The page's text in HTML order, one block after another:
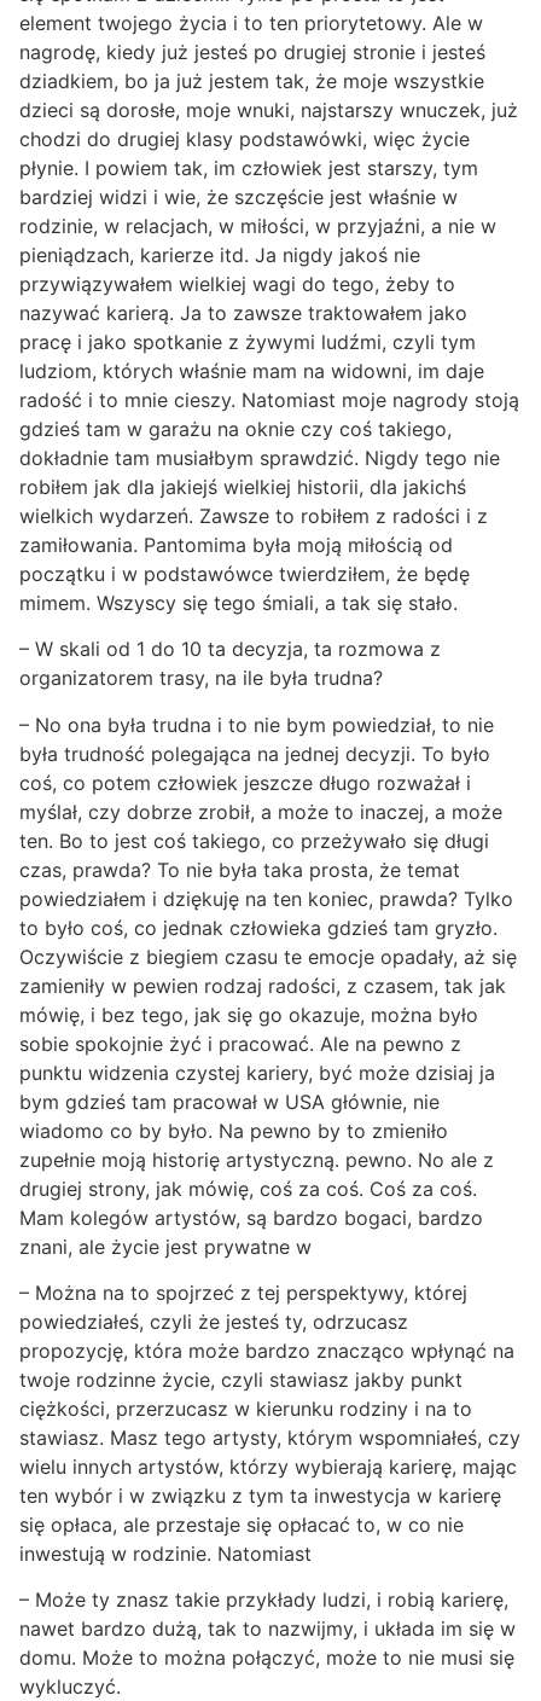
element twojego życia i to ten priorytetowy. Ale w
nagrodę, kiedy już jesteś po drugiej stronie i jesteś
dziadkiem, bo ja już jestem tak, że moje wszystkie
dzieci są dorosłe, moje wnuki, najstarszy wnuczek, już
chodzi do drugiej klasy podstawówki, więc życie
płynie. I powiem tak, im człowiek jest starszy, tym
bardziej widzi i wie, że szczęście jest właśnie w
rodzinie, w relacjach, w miłości, w przyjaźni, a nie w
pieniądzach, karierze itd. Ja nigdy jakoś nie
przywiązywałem wielkiej wagi do tego, żeby to
nazywać karierą. Ja to zawsze traktowałem jako
pracę i jako spotkanie z żywymi ludźmi, czyli tym
ludziom, których właśnie mam na widowni, im daje
radość i to mnie cieszy. Natomiast moje nagrody stoją
gdzieś tam w garażu na oknie czy coś takiego,
dokładnie tam musiałbym sprawdzić. Nigdy tego nie
robiłem jak dla jakiejś wielkiej historii, dla jakichś
wielkich wydarzeń. Zawsze to robiłem z radości i z
zamiłowania. Pantomima była moją miłością od
początku i w podstawówce twierdziłem, że będę
mimem. Wszyscy się tego śmiali, a tak się stało.
– W skali od 1 do 10 ta decyzja, ta rozmowa z
organizatorem trasy, na ile była trudna?
– No ona była trudna i to nie bym powiedział, to nie
była trudność polegająca na jednej decyzji. To było
coś, co potem człowiek jeszcze długo rozważał i
myślał, czy dobrze zrobił, a może to inaczej, a może
ten. Bo to jest coś takiego, co przeżywało się długi
czas, prawda? To nie była taka prosta, że temat
powiedziałem i dziękuję na ten koniec, prawda? Tylko
to było coś, co jednak człowieka gdzieś tam gryzło.
Oczywiście z biegiem czasu te emocje opadały, aż się
zamieniły w pewien rodzaj radości, z czasem, tak jak
mówię, i bez tego, jak się go okazuje, można było
sobie spokojnie żyć i pracować. Ale na pewno z
punktu widzenia czystej kariery, być może dzisiaj ja
bym gdzieś tam pracował w USA głównie, nie
wiadomo co by było. Na pewno by to zmieniło
zupełnie moją historię artystyczną. pewno. No ale z
drugiej strony, jak mówię, coś za coś. Coś za coś.
Mam kolegów artystów, są bardzo bogaci, bardzo
znani, ale życie jest prywatne w
– Można na to spojrzeć z tej perspektywy, której
powiedziałeś, czyli że jesteś ty, odrzucasz
propozycję, która może bardzo znacząco wpłynąć na
twoje rodzinne życie, czyli stawiasz jakby punkt
ciężkości, przerzucasz w kierunku rodziny i na to
stawiasz. Masz tego artysty, którym wspomniałeś, czy
wielu innych artystów, którzy wybierają karierę, mając
ten wybór i w związku z tym ta inwestycja w karierę
się opłaca, ale przestaje się opłacać to, w co nie
inwestują w rodzinie. Natomiast
– Może ty znasz takie przykłady ludzi, i robią karierę,
nawet bardzo dużą, tak to nazwijmy, i układa im się w
domu. Może to można połączyć, może to nie musi się
wykluczyć.